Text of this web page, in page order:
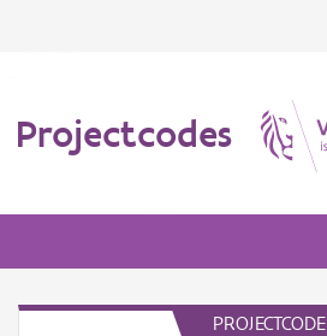
Projectcodes
PROJECTCODE